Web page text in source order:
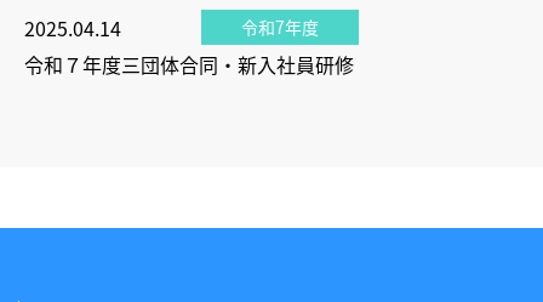
2025.04.14 令和7年度
令和７年度三団体合同・新入社員研修